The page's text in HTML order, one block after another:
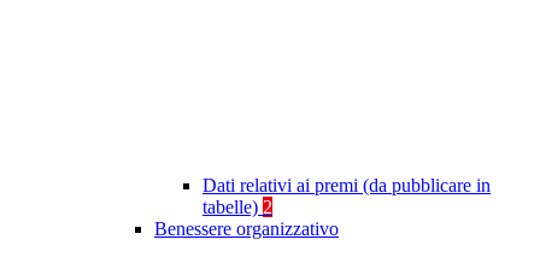
Dati relativi ai premi (da pubblicare in
tabelle) 2
Benessere organizzativo